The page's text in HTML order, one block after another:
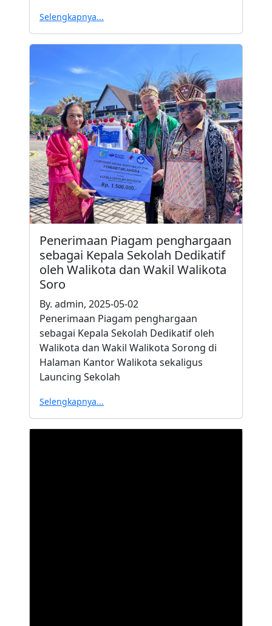
Selengkapnya...
Penerimaan Piagam penghargaan
sebagai Kepala Sekolah Dedikatif
oleh Walikota dan Wakil Walikota
Soro
By. admin, 2025-05-02
Penerimaan Piagam penghargaan
sebagai Kepala Sekolah Dedikatif oleh
Walikota dan Wakil Walikota Sorong di
Halaman Kantor Walikota sekaligus
Launcing Sekolah
Selengkapnya...